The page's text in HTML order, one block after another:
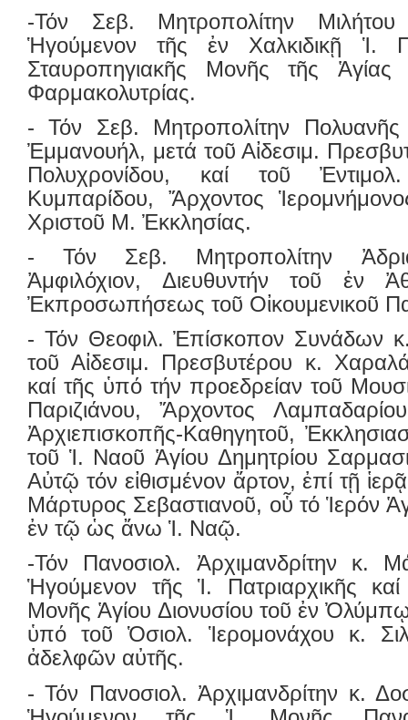
-Τόν Σεβ. Μητροπολίτην
Ἡγούμενον τῆς ἐν Χαλκιδικῇ Ἱ.
Σταυροπηγιακῆς Μονῆς τῆς Ἁγίας
Φαρμακολυτρίας.
- Τόν Σεβ. Μητροπολίτην Πολυανῆς
Ἐμμανουήλ, μετά τοῦ Αἰδεσιμ.
Πολυχρονίδου, καί τοῦ
Κυμπαρίδου, Ἄρχοντος
Χριστοῦ Μ. Ἐκκλησίας.
- Τόν Σεβ. Μητροπολίτην
Ἀμφιλόχιον, Διευθυντήν τοῦ ἐν
Ἐκπροσωπήσεως τοῦ Οἰκουμενικοῦ
- Τόν Θεοφιλ. Ἐπίσκοπον Συνάδων κ.
τoῦ Αἰδεσιμ. Πρεσβυτέρου κ.
καί τῆς ὑπό τήν προεδρείαν τοῦ
Παριζιάνου, Ἄρχοντος
Ἀρχιεπισκοπῆς-Καθηγητοῦ,
τοῦ Ἱ. Ναοῦ Ἁγίου Δημητρίου
Αὐτῷ τόν εἰθισμένον ἄρτον, ἐπί τῇ
Μάρτυρος Σεβαστιανοῦ, οὗ τό Ἱερόν
ἐν τῷ ὡς ἄνω Ἱ. Ναῷ.
-Τόν Πανοσιολ. Ἀρχιμανδρίτην κ.
Ἡγούμενον τῆς Ἱ. Πατριαρχικῆς καί
Μονῆς Ἁγίου Διονυσίου τοῦ ἐν
ὑπό τοῦ Ὁσιολ. Ἱερομονάχου κ.
ἀδελφῶν αὐτῆς.
- Τόν Πανοσιολ. Ἀρχιμανδρίτην κ.